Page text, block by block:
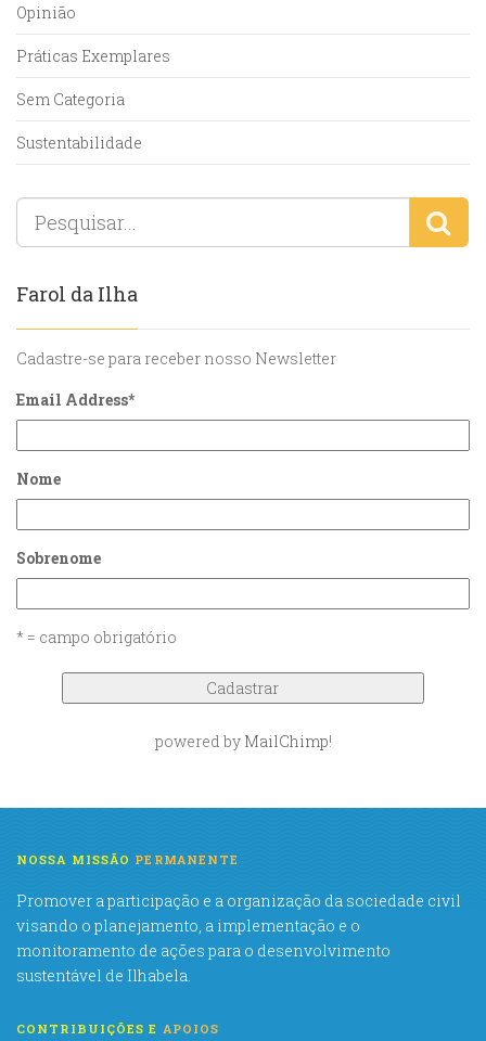
Opinião
Práticas Exemplares
Sem Categoria
Sustentabilidade
Farol da Ilha
Cadastre-se para receber nosso Newsletter
Email Address*
Nome
Sobrenome
* = campo obrigatório
powered by MailChimp!
NOSSA MISSÃO PERMANENTE
Promover a participação e a organização da sociedade civil
visando o planejamento, a implementação e o
monitoramento de ações para o desenvolvimento
sustentável de Ilhabela.
CONTRIBUIÇÕES E APOIOS